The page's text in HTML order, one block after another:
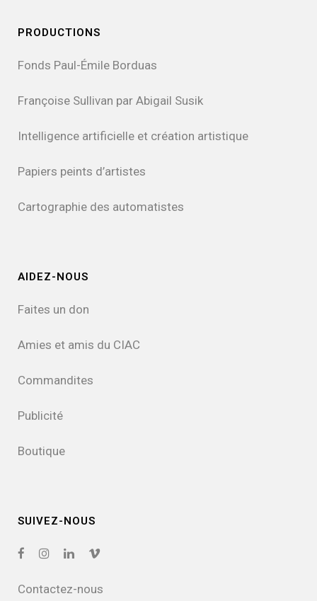
PRODUCTIONS
Fonds Paul-Émile Borduas
Françoise Sullivan par Abigail Susik
Intelligence artificielle et création artistique
Papiers peints d’artistes
Cartographie des automatistes
AIDEZ-NOUS
Faites un don
Amies et amis du CIAC
Commandites
Publicité
Boutique
SUIVEZ-NOUS
Contactez-nous